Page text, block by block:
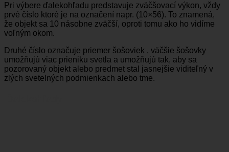
Pri výbere ďalekohľadu predstavuje zväčšovací výkon, vždy
prvé číslo ktoré je na označení napr. (10×56). To znamená,
že objekt sa 10 násobne zväčší, oproti tomu ako ho vidíme
voľným okom.
Druhé číslo označuje priemer šošoviek , väčšie šošovky
umožňujú viac prieniku svetla a umožňujú tak, aby sa
pozorovaný objekt alebo predmet stal jasnejšie viditeľný v
zlých svetelných podmienkach alebo tme.